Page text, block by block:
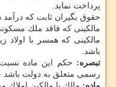
پرداخت نماید.
حقوق بگیران ثابت كه درآمد
مالكینی كه فاقد ملك
باشد.
تبصره: حكم این ماده
رسمی متعلق به دولت باشد